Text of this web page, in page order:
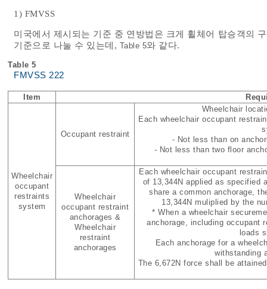
1) FMVSS
미국에서 제시되는 기준 중 연방법은 크게 휠체어 탑승객의
기준으로 나눌 수 있는데, Table 5와 같다.
Table 5
FMVSS 222
Item
Wheelchair
occupant
restraints
system
Occupant restraint
Wheelchair
Each wheelchair occupant
- Not less than on
- Not less than two floor
Wheelchair
occupant restraint
anchorages &
Wheelchair
restraint
anchorages
Each wheelchair occupant
of 13,344N applied as specified
share a common anchorage,
13,344N muliplied by the
* When a wheelchair
anchorage, including occupant
loads
Each anchorage for a
withstanding
The 6,672N force shall be